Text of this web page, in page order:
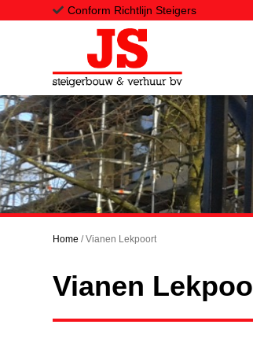
Onze steigers
Transport
Projecten
Conform Richtlijn Steigers
Home /Vianen Lekpoort
Vianen